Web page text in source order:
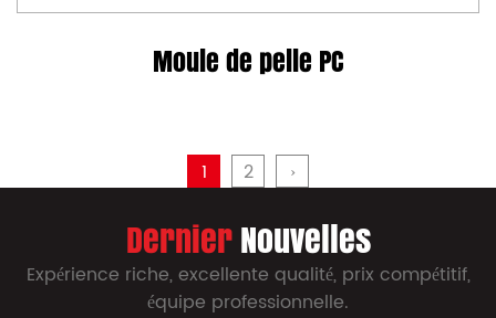
Moule de pelle PC
1 2 ›
DernierNouvelles
Expérience riche, excellente qualité, prix compétitif,
équipe professionnelle.